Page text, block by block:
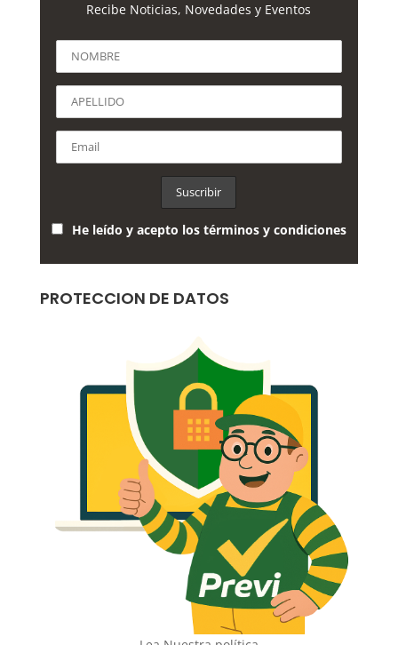
Recibe Noticias, Novedades y Eventos
He leído y acepto los términos y condiciones
PROTECCION DE DATOS